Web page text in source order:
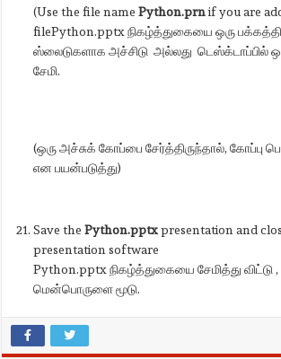
(Use the file namePython.prnif you are
filePython.pptx நிகழ்த்துகையை ஒரு
ஸ்லைடுகளாக அச்சிடு அல்லது டெஸ்க்டாப்பில்
சேமி.
(ஒரு அச்சுக் கோப்பை சேர்த்திருந்தால், கோப்பு
என பயன்படுத்து)
Save thePython.pptxpresentation and
presentation software
Python.pptx நிகழ்த்துகையை சேமித்து விட்டு
மென்பொருளை மூடு.